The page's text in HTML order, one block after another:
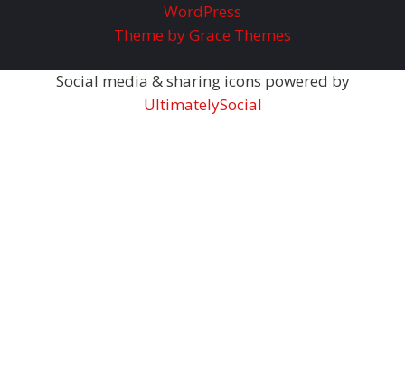
WordPress
Theme by Grace Themes
Social media & sharing icons powered by
UltimatelySocial